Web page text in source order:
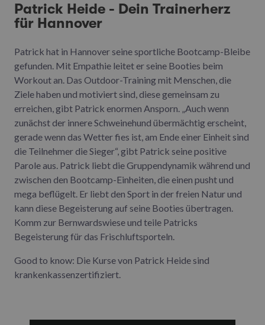
Patrick Heide - Dein Trainerherz
für Hannover
Patrick hat in Hannover seine sportliche Bootcamp-Bleibe
gefunden. Mit Empathie leitet er seine Booties beim
Workout an. Das Outdoor-Training mit Menschen, die
Ziele haben und motiviert sind, diese gemeinsam zu
erreichen, gibt Patrick enormen Ansporn. „Auch wenn
zunächst der innere Schweinehund übermächtig erscheint,
gerade wenn das Wetter fies ist, am Ende einer Einheit sind
die Teilnehmer die Sieger“, gibt Patrick seine positive
Parole aus. Patrick liebt die Gruppendynamik während und
zwischen den Bootcamp-Einheiten, die einen pusht und
mega beflügelt. Er liebt den Sport in der freien Natur und
kann diese Begeisterung auf seine Booties übertragen.
Komm zur Bernwardswiese und teile Patricks
Begeisterung für das Frischluftsporteln.
Good to know: Die Kurse von Patrick Heide sind
krankenkassenzertifiziert.